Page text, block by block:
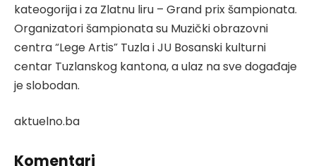
kateogorija i za Zlatnu liru – Grand prix šampionata.
Organizatori šampionata su Muzički obrazovni
centra “Lege Artis” Tuzla i JU Bosanski kulturni
centar Tuzlanskog kantona, a ulaz na sve događaje
je slobodan.
aktuelno.ba
Komentari